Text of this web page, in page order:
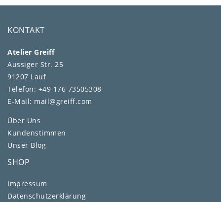
KONTAKT
Atelier Greiff
Aussiger Str. 25
91207 Lauf
Telefon: +49 176 73505308
E-Mail: mail@greiff.com
Über Uns
Kundenstimmen
Unser Blog
SHOP
Impressum
Daten­schutz­erklärung